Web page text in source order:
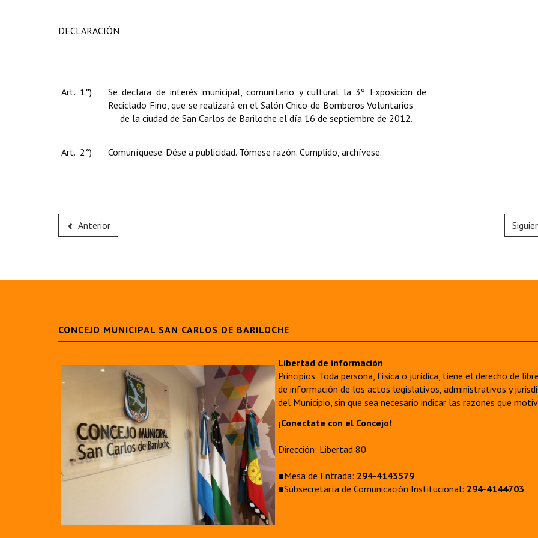
DECLARACIÓN
Art. 1°)
Se declara de interés municipal, comunitario y cultural la 3º Exposición de
Reciclado Fino, que se realizará en el Salón Chico de Bomberos Voluntarios
de la ciudad de San Carlos de Bariloche el día 16 de septiembre de 2012.
Art. 2°) Comuníquese. Dése a publicidad. Tómese razón. Cumplido, archívese.
Anterior
CONCEJO MUNICIPAL SAN CARLOS DE BARILOCHE
Libertad de información
Principios. Toda persona, física o jurídica, tiene el derecho de
de información de los actos legislativos, administrativos y
del Municipio, sin que sea necesario indicar las razones que
¡Conectate con el Concejo!
Dirección: Libertad 80
■Mesa de Entrada: 294-4143579
■Subsecretaría de Comunicación Institucional: 294-4144703